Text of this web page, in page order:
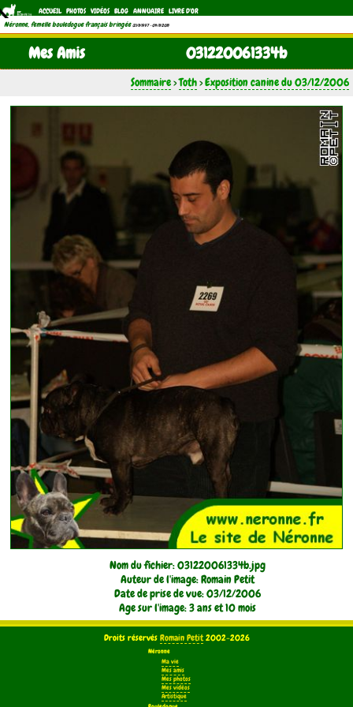
ACCUEIL PHOTOS VIDÉOS BLOG ANNUAIRE LIVRE D'OR
Néronne, femelle bouledogue français bringée (21/11/1997 - 04/11/2011)
Mes Amis 031220061334b
Sommaire>Toth>Exposition canine du 03/12/2006
Nom du fichier: 031220061334b.jpg
Auteur de l'image: Romain Petit
Date de prise de vue: 03/12/2006
Age sur l'image: 3 ans et 10 mois
Droits réservés Romain Petit2002-2026
Néronne
Ma vie
Mes amis
Mes photos
Mes vidéos
Artistique